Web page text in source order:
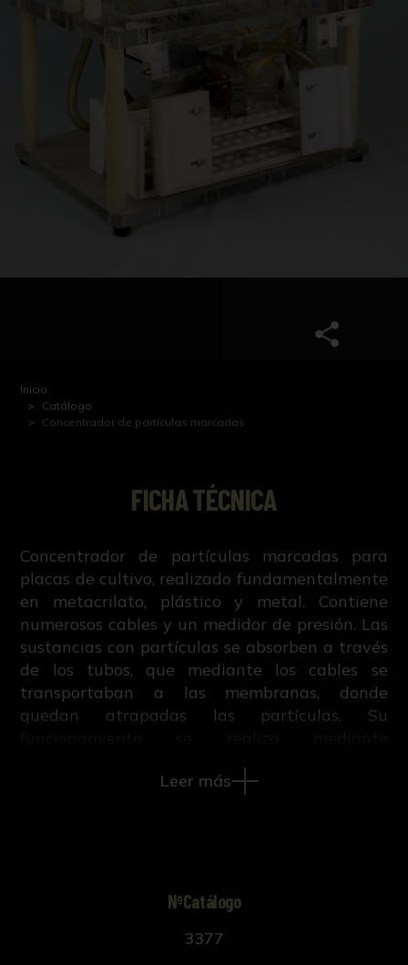
Inicio
Catálogo
Concentrador de partículas marcadas
FICHA TÉCNICA
Concentrador de partículas marcadas para
placas de cultivo, realizado fundamentalmente
en metacrilato, plástico y metal. Contiene
numerosos cables y un medidor de presión. Las
sustancias con partículas se absorben a través
de los tubos, que mediante los cables se
transportaban a las membranas, donde
quedan atrapadas las partículas. Su
Leer más
NºCatálogo
3377